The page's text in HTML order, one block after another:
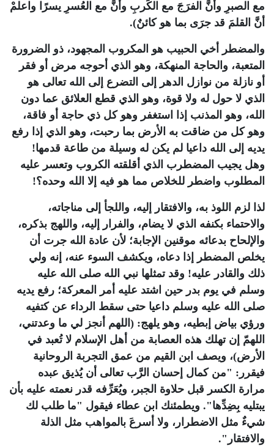
مع الصبرِ وأنَّ الفرَجَ مع الكَربِ وأنَّ مع العُسرِ يسرًا واعلمْ
أنَّ القلمَ قد جرَى بما هو كائنٌ).
والمضطر أخي الحبيب هو المكروب المجهود، ذو الضرورة
المتعبة، والحاجة المنهكة، وهو الذي أحوجه مرض أو فقر
أو نازلة من نوازل الدهر إلى التضرع إلى الله تعالى هو
الذي لا حول له ولا قوة، وهو الذي قطع العلائق عما دون
الله، وهو المذنب إذا استغفر وهو كل ذي حاجة أو فاقة،
وهو كل من ضاقت به الأرض بما رحبت، وهو الذي إذا رفع
يديه إلى الله داعيا لم يكن له وسيلة من طاعة قدمها!
وهل يجيب المضطرب الذي أقلقته الكروب وتعسر عليه
المطلوب واضطر للخلاص مما هو فيه إلا الله وحده؟!
لذا لزم اللوذ به، والافتقار إليه، واللجأ إلى مناجاته،
والاحتماء بكنفه الذي لا يضام، والفرار إليه، واللهج بذكره،
والإلحاح بدعائه موقنين الإجابة؛ لأن عادة الله جرت أن
يخلص المضطر إذا دعاه، ويكشف السوء عنه، إنه ولي
ذلك والقادر عليه! وقد تمثلها نبي الله صلى الله عليه
وسلم في يوم بدر حين اشتد عليه أمر المعركة؛ رفع يديه
صلى الله عليه وسلم داعيا حتى سقط الرداء عن كتفيه
ورؤي بياض إبطيه، وهو يلهج: (اللهم أنجز لي ما وعدتني،
اللهمّ إن تهلك هذه العصابة من أهل الإسلام لا تُعبد في
الأرض)، ويصف ابن القيم من عمق التجربة الروحانية
فيقرر: "من كمال إحسان الرَّب تعالى أن يُذيق عبده
مرارة الكسر قبل حلاوة الجبر، ويُعَرِّفه قدر نعمته عليه بأن
يبتليه بِضِدِّها". ويطمئنك ابن عطاء فيقول "ما طلب لك
شيءٌ مثل الاضطرار، ولا أسرعَ بالمواهب مثل الذلة
والافتقار".